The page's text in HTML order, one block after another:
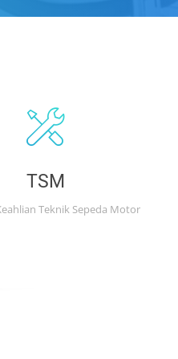
TSM
Teknik Sepeda Motor